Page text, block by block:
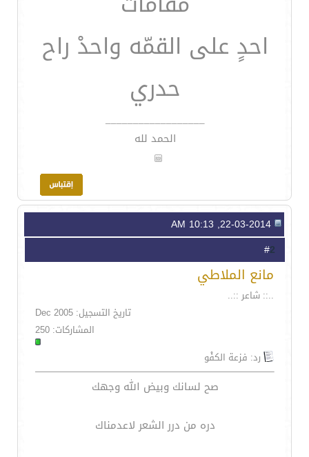
احدٍ على القمّه واحدْ راح
حدري
__________________
الحمد لله
2
مانع الملاطي
..:: شاعر ::..
تاريخ التسجيل: Dec 2005
المشاركات: 250
رد: فزعة الكفْو
صح لسانك وبيض الله وجهك
دره من درر الشعر لاعدمناك